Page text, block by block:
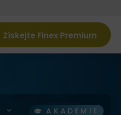
Získejte Finex Premium
AKADEMIE